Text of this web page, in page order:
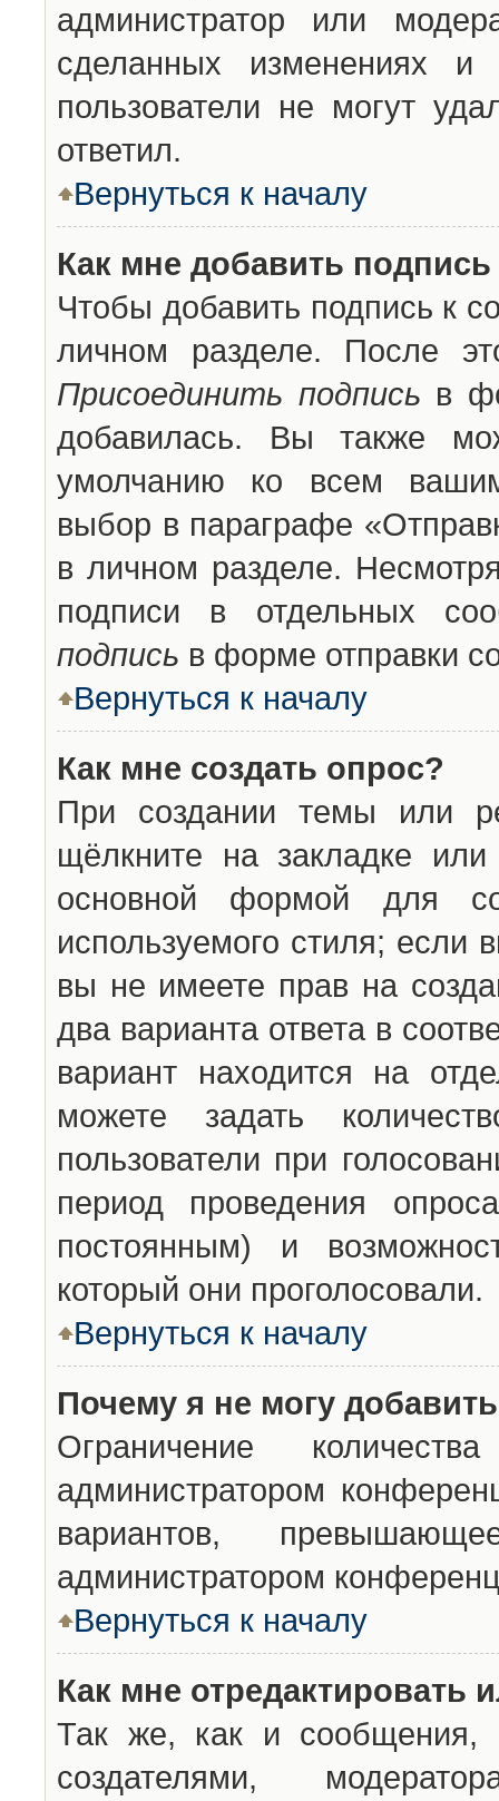
администратор или
сделанных изменениях
пользователи не могут
ответил.
Вернуться к началу
Как мне добавить
Чтобы добавить подпись к
личном разделе. После
Присоединить подпись в
добавилась. Вы также
умолчанию ко всем
выбор в параграфе
в личном разделе.
подписи в отдельных
подпись в форме отправки
Вернуться к началу
Как мне создать опрос?
При создании темы или
щёлкните на закладке
основной формой для
используемого стиля; если
вы не имеете прав на
два варианта ответа в
вариант находится на
можете задать
пользователи при
период проведения
постоянным) и
который они проголосовали.
Вернуться к началу
Почему я не могу
Ограничение
администратором
вариантов,
администратором
Вернуться к началу
Как мне отредактировать
Так же, как и сообщения,
создателями,